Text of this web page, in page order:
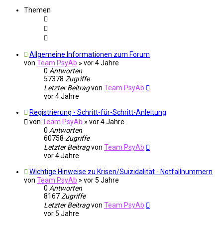
Themen
Allgemeine Informationen zum Forum
von Team PsyAb » vor 4 Jahre
0 Antworten
57378 Zugriffe
Letzter Beitragvon Team PsyAb
vor 4 Jahre
Registrierung - Schritt-für-Schritt-Anleitung
von Team PsyAb » vor 4 Jahre
0 Antworten
60758 Zugriffe
Letzter Beitragvon Team PsyAb
vor 4 Jahre
Wichtige Hinweise zu Krisen/Suizidalität - Notfallnummern
von Team PsyAb » vor 5 Jahre
0 Antworten
8167 Zugriffe
Letzter Beitragvon Team PsyAb
vor 5 Jahre